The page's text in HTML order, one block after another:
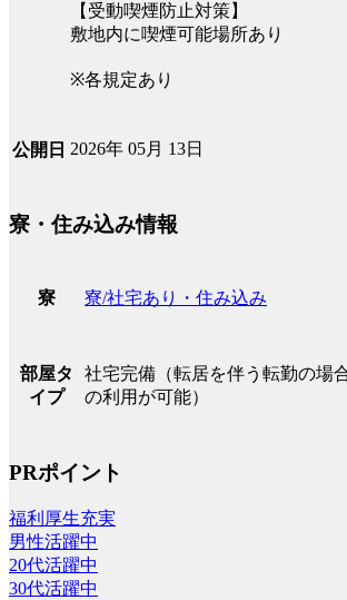
【受動喫煙防止対策】
敷地内に喫煙可能場所あり
※各規定あり
公開日 2026年 05月 13日
寮・住み込み情報
寮 寮/社宅あり・住み込み
部屋タ
イプ
社宅完備（転居を伴う転勤の場
の利用が可能）
PRポイント
福利厚生充実
男性活躍中
20代活躍中
30代活躍中